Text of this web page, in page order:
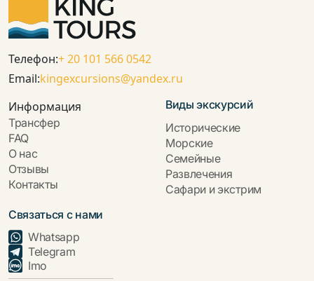
Телефон:+ 20 101 566 0542
Email:kingexcursions@yandex.ru
Информация
Трансфер
FAQ
О нас
Отзывы
Контакты
Виды экскурсий
Исторические
Морские
Семейные
Развлечения
Сафари и экстрим
Связаться с нами
Whatsapp
Telegram
Imo